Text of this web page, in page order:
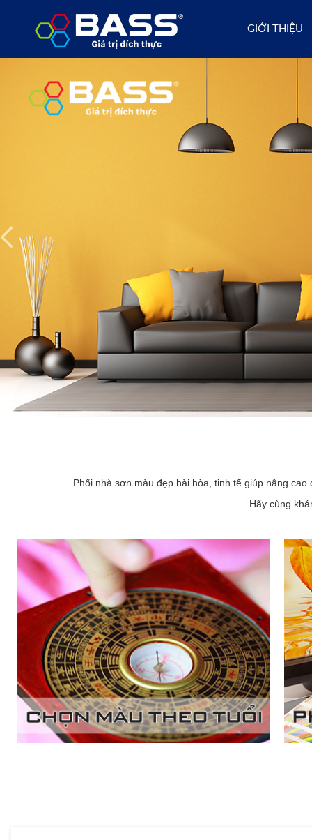
GIỚI THIỆU
Phối nhà sơn màu đẹp hài hòa, tinh tế giúp nâng
Hãy cùng